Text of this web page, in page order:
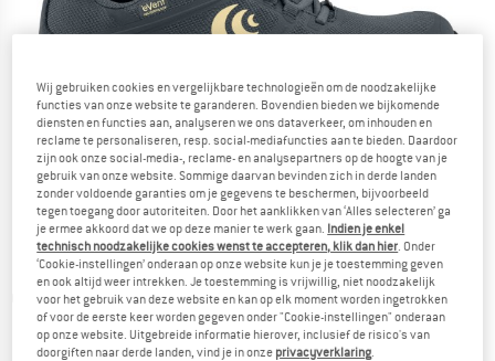
Gedetailleerde foto's
Wij gebruiken cookies en vergelijkbare technologieën om de noodzakelijke
functies van onze website te garanderen. Bovendien bieden we bijkomende
diensten en functies aan, analyseren we ons dataverkeer, om inhouden en
reclame te personaliseren, resp. social-mediafuncties aan te bieden. Daardoor
zijn ook onze social-media-, reclame- en analysepartners op de hoogte van je
gebruik van onze website. Sommige daarvan bevinden zich in derde landen
zonder voldoende garanties om je gegevens te beschermen, bijvoorbeeld
tegen toegang door autoriteiten. Door het aanklikken van ‘Alles selecteren’ ga
je ermee akkoord dat we op deze manier te werk gaan. Indien je enkel
technisch noodzakelijke cookies wenst te accepteren, klik dan hier . Onder
‘Cookie-instellingen’ onderaan op onze website kun je je toestemming geven
en ook altijd weer intrekken. Je toestemming is vrijwillig, niet noodzakelijk
voor het gebruik van deze website en kan op elk moment worden ingetrokken
of voor de eerste keer worden gegeven onder "Cookie-instellingen" onderaan
op onze website. Uitgebreide informatie hierover, inclusief de risico's van
doorgiften naar derde landen, vind je in onze privacyverklaring